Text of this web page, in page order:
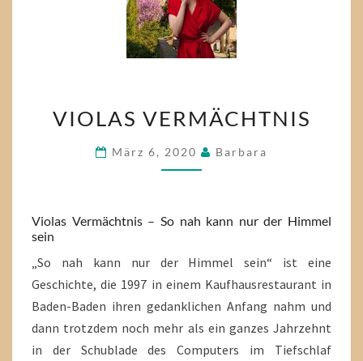
VERMÄCHTNIS
VIOLAS VERMÄCHTNIS
März 6, 2020 Barbara
Violas Vermächtnis – So nah kann nur der Himmel
sein
„So nah kann nur der Himmel sein“ ist eine
Geschichte, die 1997 in einem Kaufhausrestaurant in
Baden-Baden ihren gedanklichen Anfang nahm und
dann trotzdem noch mehr als ein ganzes Jahrzehnt
in der Schublade des Computers im Tiefschlaf